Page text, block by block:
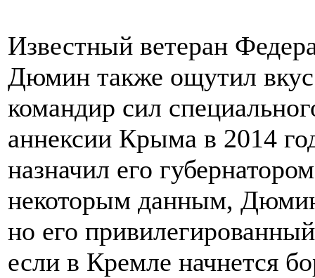
Известный ветеран
Дюмин также ощутил вкус
командир сил
аннексии Крыма в 2014
назначил его
некоторым данным,
но его
если в Кремле начнется